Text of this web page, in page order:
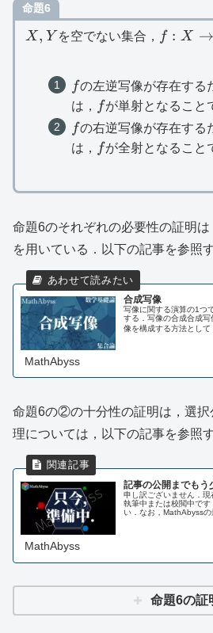
命題6
X,Y
X , Y を空でない集合， f:X\to
f : X →
ffの左逆写像が存在する
は， ffが単射となること
ffの右逆写像が存在する
は， ffが全射となること
命題6のそれぞれの必要性の証明
を用いている．以下の記事を参照
合成写像
写像に関する演算の1つ
する．写像の合成合成
像を構成する方法とし
MathAbyss
命題6の②の十分性の証明は，選択
理については，以下の記事を参照
記事の公開までもう
申し訳ございません．
執筆中または校閲中で
い．なお，MathAbyssの
MathAbyss
命題6の証